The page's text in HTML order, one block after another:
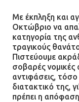
Με έκπληξη και
Οκτώβριο να
κατηγορία της
τραγικούς
Πιστεύουμε
σοβαρές νομικές
αντιφάσεις,
διατακτικό της,
πρέπει η